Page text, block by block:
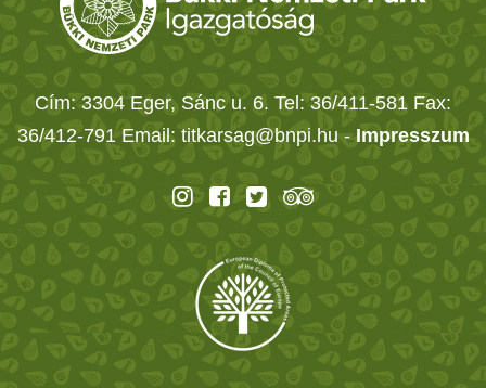
Cím: 3304 Eger, Sánc u. 6. Tel: 36/411-581 Fax:
36/412-791 Email: titkarsag@bnpi.hu - Impresszum